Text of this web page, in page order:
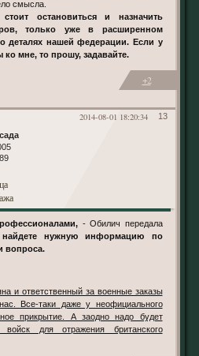
смысла.
остановиться и назначить
только уже в расширенном
деталях нашей федерации. Если у
ко мне, то прошу, задавайте.
+2
13
2014-08-01 18:20:34
- Обилич передала
нужную информацию по
вопроса.
Все-таки даже у неофициального
прикрытие. А заодно надо будет
для отражения британского